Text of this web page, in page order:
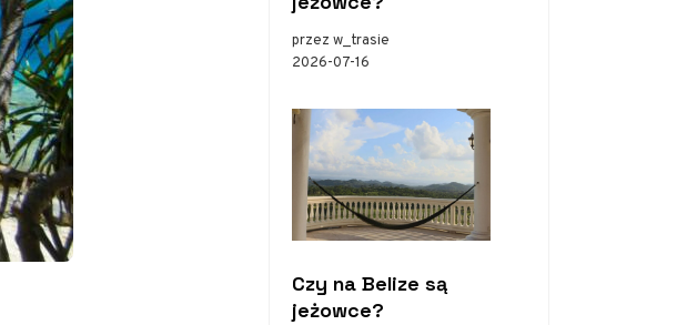
przez w_trasie
2026-07-16
Czy na Belize są
jeżowce?